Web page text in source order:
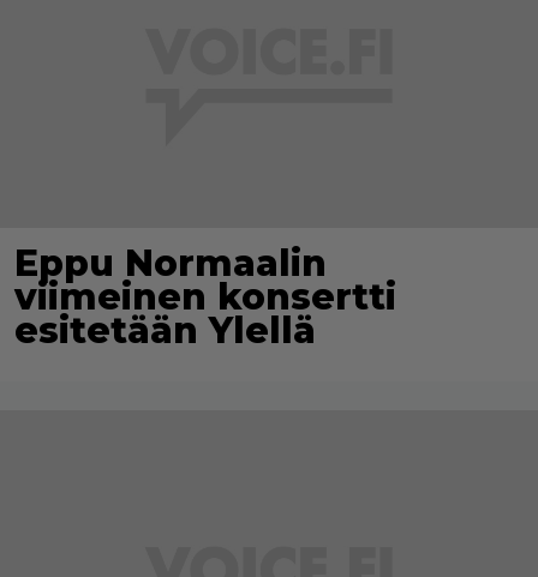
Eppu Normaalin
viimeinen konsertti
esitetään Ylellä